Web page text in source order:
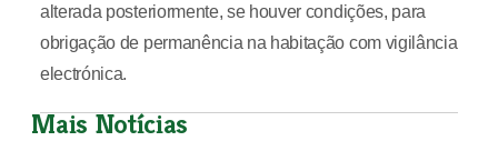
alterada posteriormente, se houver condições, para
obrigação de permanência na habitação com vigilância
electrónica.
Mais Notícias